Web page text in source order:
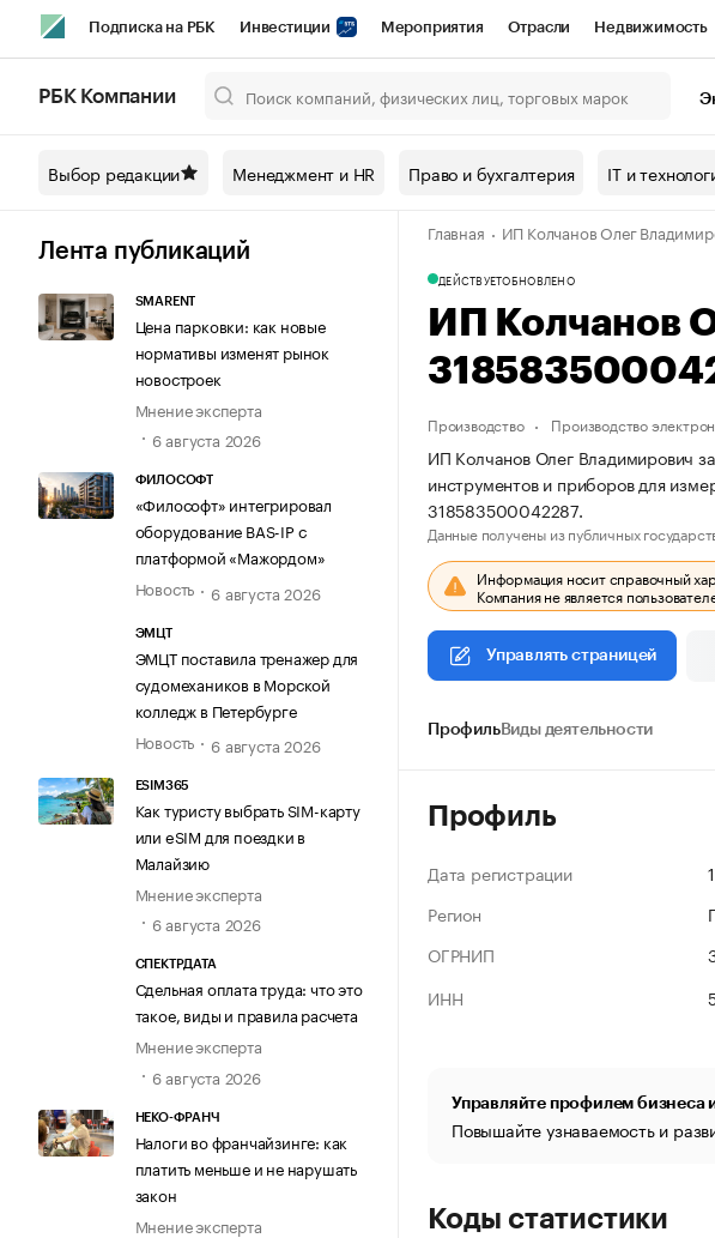
Подписка на РБК Инвестиции Мероприятия Отрасли Недвижимость
Спецпроекты СПб Конференции СПб Спецпроекты Проверка
Технологии и медиа Рынок наличной валюты
РБК Компании
Выбор редакции Менеджмент и HR Право и бухгалтерия IT и
Лента публикаций
SMARENT
Цена парковки: как новые
нормативы изменят рынок
новостроек
Мнение эксперта
6 августа 2026
ФИЛОСОФТ
«Философт» интегрировал
оборудование BAS-IP с
платформой «Мажордом»
Новость
6 августа 2026
ЭМЦТ
ЭМЦТ поставила тренажер для
судомехаников в Морской
колледж в Петербурге
Новость
6 августа 2026
ESIM365
Как туристу выбрать SIM-карту
или eSIM для поездки в
Малайзию
Мнение эксперта
6 августа 2026
СПЕКТРДАТА
Сдельная оплата труда: что это
такое, виды и правила расчета
Мнение эксперта
6 августа 2026
НЕКО-ФРАНЧ
Налоги во франчайзинге: как
платить меньше и не нарушать
закон
Мнение эксперта
Главная ИП Колчанов Олег
ДЕЙСТВУЕТОБНОВЛЕНО
ИП Колчанов
Производство Производство
ИП Колчанов Олег Владимирович
инструментов и приборов для
318583500042287.
Данные получены из публичных
Информация носит справочный
Компания не является
Управлять страницей
ПрофильВиды деятельности
Профиль
Дата регистрации
Регион
ОГРНИП
ИНН
Управляйте профилем бизнеса
Повышайте узнаваемость и
Коды статистики